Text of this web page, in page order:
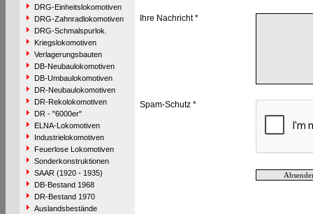
DRG-Einheitslokomotiven
DRG-Zahnradlokomotiven
DRG-Schmalspurlok.
Kriegslokomotiven
Verlagerungsbauten
DB-Neubaulokomotiven
DB-Umbaulokomotiven
DR-Neubaulokomotiven
DR-Rekolokomotiven
DR - "6000er"
ELNA-Lokomotiven
Industrielokomotiven
Feuerlose Lokomotiven
Sonderkonstruktionen
SAAR (1920 - 1935)
DB-Bestand 1968
DR-Bestand 1970
Auslandsbestände
Ihre Nachricht *
Spam-Schutz *